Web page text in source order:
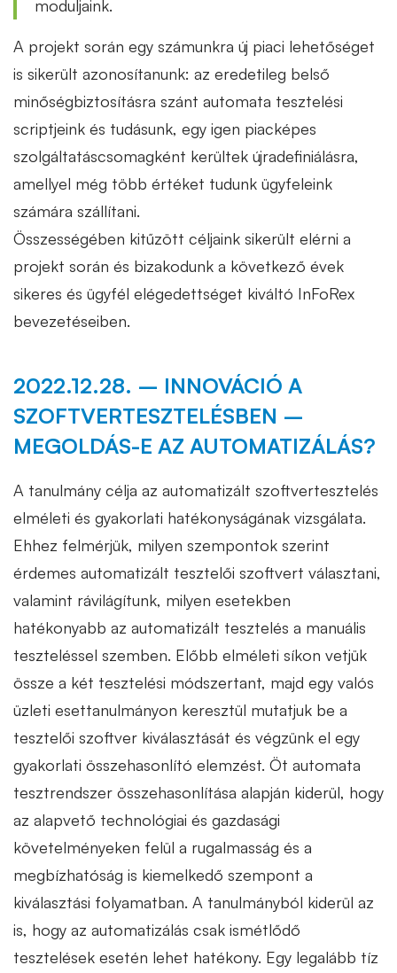
moduljaink.
A projekt során egy számunkra új piaci lehetőséget
is sikerült azonosítanunk: az eredetileg belső
minőségbiztosításra szánt automata tesztelési
scriptjeink és tudásunk, egy igen piacképes
szolgáltatáscsomagként kerültek újradefiniálásra,
amellyel még több értéket tudunk ügyfeleink
számára szállítani.
Összességében kitűzött céljaink sikerült elérni a
projekt során és bizakodunk a következő évek
sikeres és ügyfél elégedettséget kiváltó InFoRex
bevezetéseiben.
2022.12.28. – INNOVÁCIÓ A
SZOFTVERTESZTELÉSBEN –
MEGOLDÁS-E AZ AUTOMATIZÁLÁS?
A tanulmány célja az automatizált szoftvertesztelés
elméleti és gyakorlati hatékonyságának vizsgálata.
Ehhez felmérjük, milyen szempontok szerint
érdemes automatizált tesztelői szoftvert választani,
valamint rávilágítunk, milyen esetekben
hatékonyabb az automatizált tesztelés a manuális
teszteléssel szemben. Előbb elméleti síkon vetjük
össze a két tesztelési módszertant, majd egy valós
üzleti esettanulmányon keresztül mutatjuk be a
tesztelői szoftver kiválasztását és végzünk el egy
gyakorlati összehasonlító elemzést. Öt automata
tesztrendszer összehasonlítása alapján kiderül, hogy
az alapvető technológiai és gazdasági
követelményeken felül a rugalmasság és a
megbízhatóság is kiemelkedő szempont a
kiválasztási folyamatban. A tanulmányból kiderül az
is, hogy az automatizálás csak ismétlődő
tesztelések esetén lehet hatékony. Egy legalább tíz